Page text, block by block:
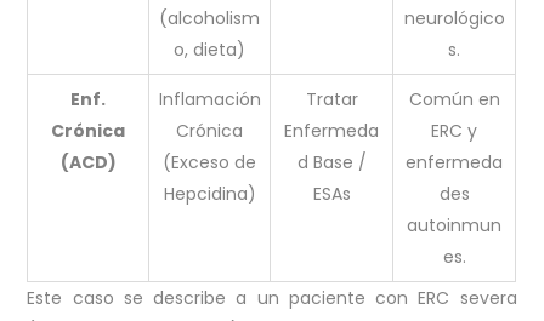
(alcoholism
o, dieta)
neurológico
s.
Enf.
Crónica
(ACD)
Inflamación
Crónica
(Exceso de
Hepcidina)
Tratar
Enfermeda
d Base /
ESAs
Común en
ERC y
enfermeda
des
autoinmun
es.
Este caso se describe a un paciente con ERC severa